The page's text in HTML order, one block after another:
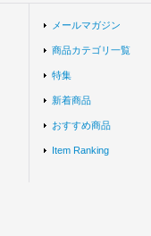
メールマガジン
商品カテゴリ一覧
特集
新着商品
おすすめ商品
Item Ranking